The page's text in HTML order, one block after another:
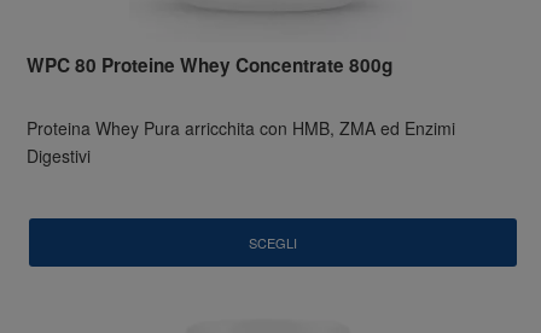
WPC 80 Proteine Whey Concentrate 800g
Proteina Whey Pura arricchita con HMB, ZMA ed Enzimi
Digestivi
SCEGLI